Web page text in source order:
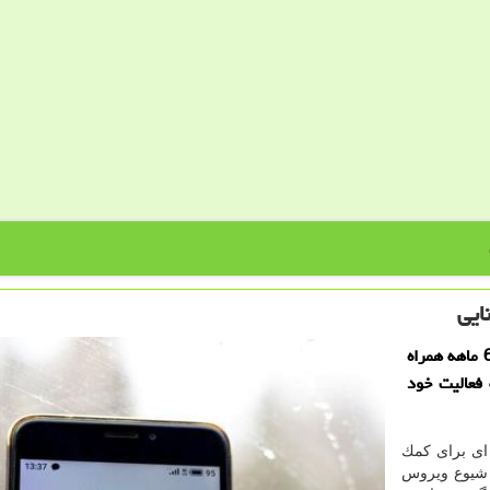
لیمو بلاگ: فیسبوك به سبب شیوع ویروس كرونا پاداش 6 ماهه همراه
خود
ای برای كمك
شیوع ویروس